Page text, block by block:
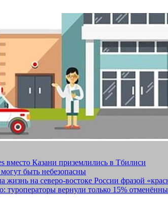
вместо Казани приземлились в Тбилиси
быть небезопасны
жизнь на северо-востоке России фразой
туроператоры вернули только 15%